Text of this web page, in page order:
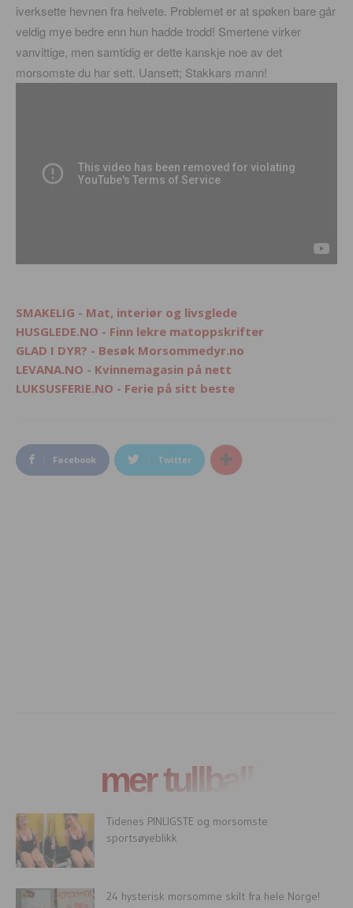
iverksette hevnen fra helvete. Problemet er at spøken bare går
veldig mye bedre enn hun hadde trodd! Smertene virker
vanvittige, men samtidig er dette kanskje noe av det
morsomste du har sett. Uansett; Stakkars mann!
SMAKELIG - Mat, interiør og livsglede
HUSGLEDE.NO - Finn lekre matoppskrifter
GLAD I DYR? - Besøk Morsommedyr.no
LEVANA.NO - Kvinnemagasin på nett
LUKSUSFERIE.NO - Ferie på sitt beste
Facebook Twitter
mer tullball
Tidenes PINLIGSTE og morsomste
sportsøyeblikk
24 hysterisk morsomme skilt fra hele Norge!